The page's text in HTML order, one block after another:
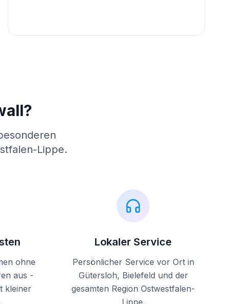
Lippe.
ohne
aus -
kleiner
Lokaler Service
Persönlicher Service vor Ort in
Gütersloh, Bielefeld und der
gesamten Region Ostwestfalen-
Lippe.